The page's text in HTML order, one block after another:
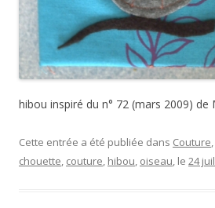
hibou inspiré du n° 72 (mars 2009) de
Cette entrée a été publiée dans Couture
chouette, couture, hibou, oiseau, le 24